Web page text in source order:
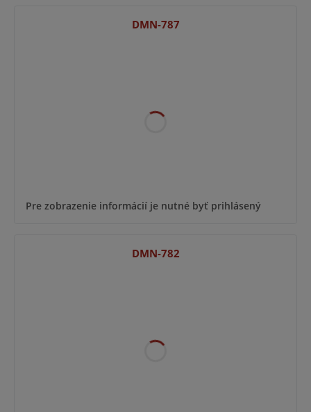
DMN-787
Pre zobrazenie informácií je nutné byť prihlásený
DMN-782